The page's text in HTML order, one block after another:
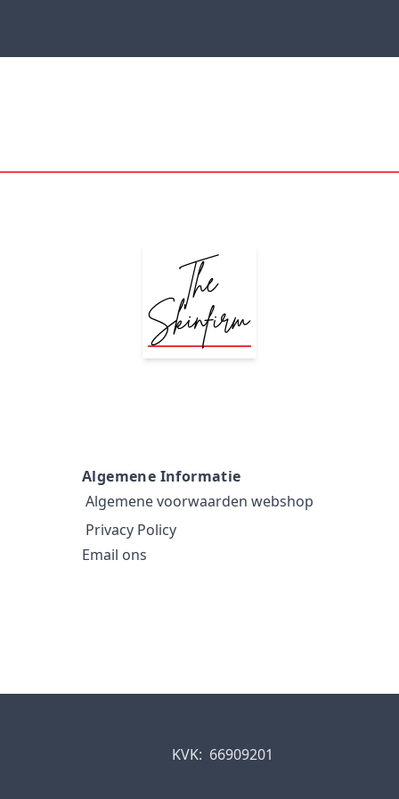
Algemene Informatie
Algemene voorwaarden webshop
Privacy Policy
Email ons
KVK: 66909201